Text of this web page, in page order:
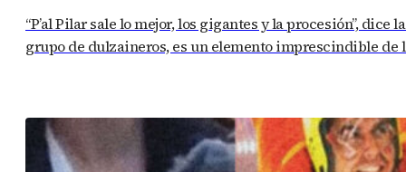
“P’al Pilar sale lo mejor, los gigantes y la procesión”,
grupo de dulzaineros, es un elemento imprescindible de